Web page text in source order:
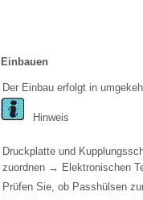
Einbauen
Der Einbau erfolgt in
Hinweis
Druckplatte und
zuordnen → Elektronischen
Prüfen Sie, ob Passhülsen